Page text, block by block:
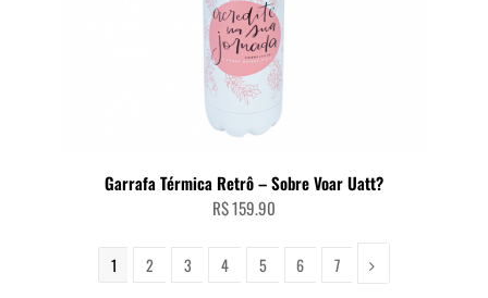
Garrafa Térmica Retrô – Sobre Voar Uatt?
R$159.90
1 2 3 4 5 6 7